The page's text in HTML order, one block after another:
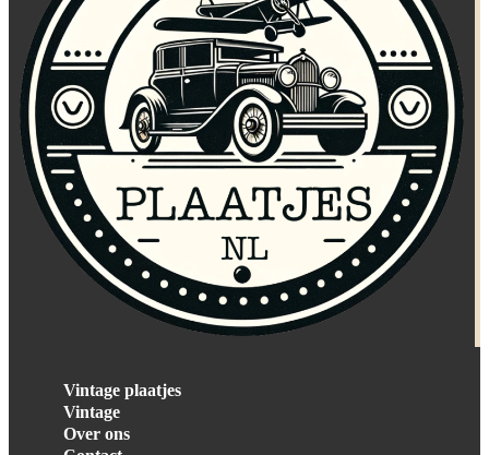
Vintage plaatjes
Vintage
Over ons